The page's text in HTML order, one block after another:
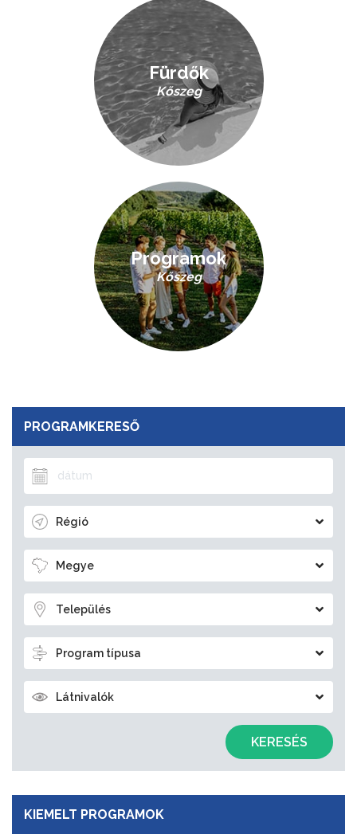
PROGRAMKERESŐ
Régió
Megye
Település
Program típusa
Látnivalók
KERESÉS
KIEMELT PROGRAMOK
Fürdők
Kőszeg
Programok
Kőszeg